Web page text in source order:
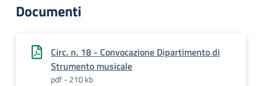
Documenti
Circ. n. 18 - Convocazione Dipartimento di
Strumento musicale
pdf - 210 kb